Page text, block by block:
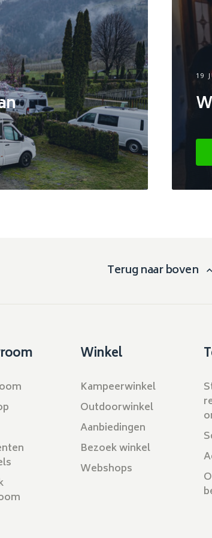
19
Terug naar boven
Winkel
Kampeerwinkel
Outdoorwinkel
Aanbiedingen
Bezoek winkel
Webshops